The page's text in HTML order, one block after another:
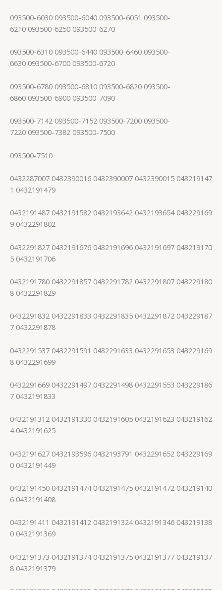
093500-6030 093500-6040 093500-6051 093500-
6210 093500-6250 093500-6270
093500-6310 093500-6440 093500-6460 093500-
6630 093500-6700 093500-6720
093500-6780 093500-6810 093500-6820 093500-
6860 093500-6900 093500-7090
093500-7142 093500-7152 093500-7200 093500-
7220 093500-7382 093500-7500
093500-7510
0432287007 0432390016 0432390007 0432390015 043219147
1 0432191479
0432191487 0432191582 0432193642 0432193654 043229169
9 0432291802
0432291827 0432191676 0432191696 0432191697 043219170
5 0432191706
0432191780 0432291857 0432291782 0432291807 043229180
8 0432291829
0432291832 0432291833 0432291835 0432291872 043229187
7 0432291878
0432291537 0432291591 0432291633 0432291653 043229169
8 0432291699
0432291669 0432291497 0432291498 0432291553 043229186
7 0432191833
0432191312 0432191330 0432191605 0432191623 043219162
4 0432191625
0432191627 0432193596 0432193791 0432291652 043229169
0 0432191449
0432191450 0432191474 0432191475 0432191472 043219140
6 0432191408
0432191411 0432191412 0432191324 0432191346 043219138
0 0432191369
0432191373 0432191374 0432191375 0432191377 043219137
8 0432191379